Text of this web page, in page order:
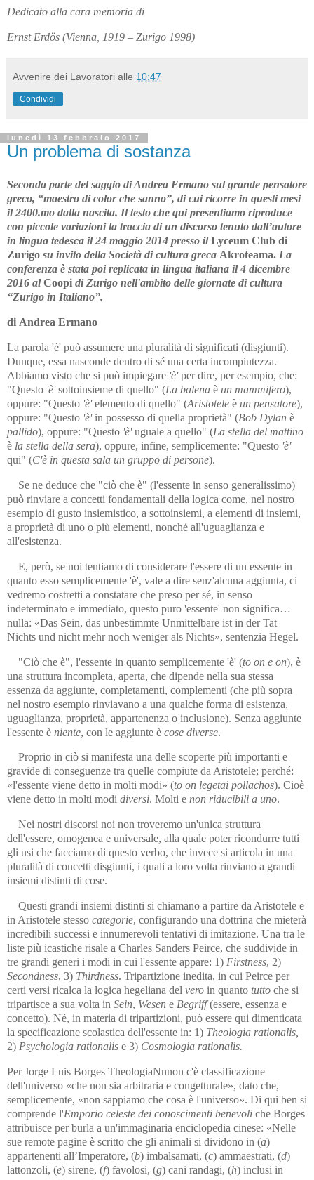
Dedicato alla cara memoria di
Ernst Erdös (Vienna, 1919 – Zurigo 1998)
Avvenire dei Lavoratori alle 10:47
Condividi
lunedì 13 febbraio 2017
Un problema di sostanza
Seconda parte del saggio di Andrea Ermano sul grande pensatore
greco, “maestro di color che sanno”, di cui ricorre in que­sti mesi
il 2400.mo dalla nascita. Il testo che qui presentiamo ripro­du­­ce
con piccole variazioni la traccia di un discorso tenuto dall’autore
in lingua tedesca il 24 mag­gio 2014 presso ilLyceum Club di
Zurigo su invito della Società di cultura greca Akroteama. La
conferenza è stata poi replicata in lingua italiana il 4 dicembre
2016 alCoopi di Zurigo nel­l'ambito delle giornate di cultura
“Zurigo in Italiano”.
di Andrea Ermano
La parola 'è' può assumere una pluralità di significati (disgiunti).
Dun­que, essa nasconde dentro di sé una certa incompiutezza.
Abbiamo vi­sto che si può impiegare 'è'per dire, per esempio, che:
"Questo 'è'sot­to­insieme di quello" (La balena è un mammifero),
oppure: "Questo 'è'elemento di quello" (Aristotele è un pensatore),
oppure: "Questo 'è'in possesso di quella proprietà" (Bob Dylan è
pallido), oppure: "Questo 'è'uguale a quello" (La stella del mattino
è la stella della sera), oppu­re, infine, semplicemente: "Questo 'è'
qui" (C'è in questa sala un grup­po di persone).
Se ne deduce che "ciò che è" (l'essente in senso generalissimo)
può rinviare a concetti fondamentali della logica come, nel nostro
esempio di gusto insiemistico, a sottoinsiemi, a elementi di insiemi,
a proprietà di uno o più elementi, nonché all'uguaglianza e
all'esistenza.
E, però, se noi tentiamo di considerare l'essere di un essente in
quan­to esso semplicemente 'è', vale a dire senz'alcuna aggiunta, ci
vedre­mo costretti a constatare che preso per sé, in senso
indeterminato e im­mediato, questo puro 'essente' non significa…
nulla: «Das Sein, das un­bestimmte Unmittelbare ist in der Tat
Nichts und nicht mehr noch we­ni­ger als Nichts», sentenzia Hegel.
"Ciò che è", l'essente in quanto semplicemente 'è' (to on e on), è
una struttura incompleta, aperta, che dipende nella sua stessa
essenza da ag­giunte, completamenti, complementi (che più sopra
nel nostro esem­pio rinviavano a una qualche forma di esistenza,
uguaglianza, proprie­tà, appartenenza o inclusione). Senza aggiunte
l'essente è niente, con le aggiunte è cose diverse.
Proprio in ciò si manifesta una delle scoperte più importanti e
gra­vi­de di conseguenze tra quelle compiute da Aristotele; perché:
«l'essente viene detto in molti modi» (to on legetai pollachos). Cioè
viene detto in molti modi diversi. Molti e non riducibili a uno.
Nei nostri discorsi noi non troveremo un'unica struttura
dell'essere, omogenea e universale, alla quale poter ricondurre tutti
gli usi che fac­ciamo di questo verbo, che invece si articola in una
pluralità di concetti disgiunti, i quali a loro volta rinviano a grandi
insiemi distinti di cose.
Questi grandi insiemi distinti si chiamano a partire da Aristotele e
in Aristotele stesso categorie, configurando una dottrina che mieterà
in­cre­dibili successi e innumerevoli tentativi di imitazione. Una tra le
liste più icastiche risale a Charles Sanders Peirce, che suddivide in
tre gran­di generi i modi in cui l'essente appare: 1) Firstness, 2)
Second­ness, 3) Thirdness. Tripartizione inedita, in cui Peirce per
certi versi ricalca la logica hegeliana del vero in quanto tutto che si
tripartisce a sua volta in Sein, Wesen e Begriff(essere, essenza e
concetto). Né, in materia di tri­par­tizioni, può essere qui dimenticata
la specificazione scolastica del­l'es­sente in: 1) Theologia rationalis,
2) Psychologia rationalis e 3) Cosmologia rationalis.
Per Jorge Luis Borges TheologiaNnnon c'è classificazione
dell'universo «che non sia ar­bi­tra­ria e congetturale», dato che,
semplicemente, «non sappiamo che co­sa è l'uni­verso». Di qui ben si
comprende l'Emporio celeste dei co­no­sci­men­ti benevoli che Borges
attribuisce per burla a un'imma­gi­na­ria en­ciclopedia cinese: «Nelle
sue remote pagine è scritto che gli ani­mali si dividono in (a)
appartenenti all’Imperatore, (b) imbalsamati, (c) am­maestrati, (d)
lattonzoli, (e) sirene, (f) favolosi, (g) cani randagi, (h) in­clusi in